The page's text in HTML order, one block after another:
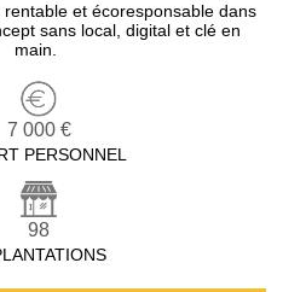
et écoresponsable dans
sans local, digital et clé en
main.
7 000 €
PERSONNEL
98